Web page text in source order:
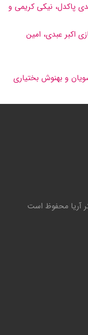
پاكدل، نیكى كریمى و
اكبر عبدى، امین
و بهنوش بختیارى
آریا محفوظ است